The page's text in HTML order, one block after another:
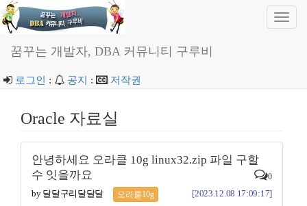
꿈꾸는 개발자, DBA 커뮤니티 구루비
로그인 : 공지 : 저작권
Oracle 자료실
안녕하세요 오라클 10g linux32.zip 파일 구할
수 잇을까요
0
by 달달구리달달달 오라클10g [2023.12.08 17:09:17]